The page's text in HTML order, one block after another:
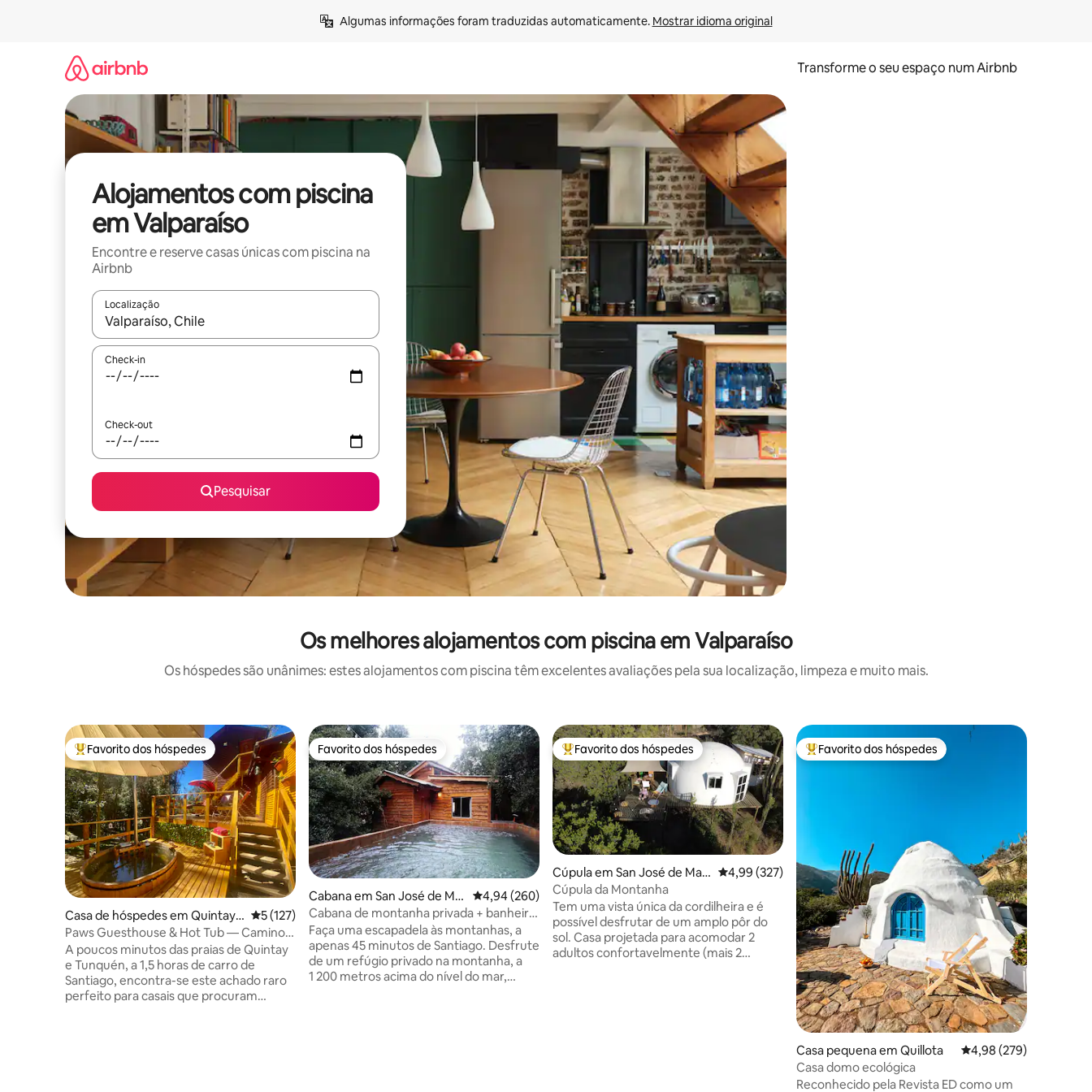
Algumas informações foram traduzidas automaticamente. Mostrar idioma original
Transforme o seu espaço num Airbnb
Alojamentos com piscina
em Valparaíso
Encontre e reserve casas únicas com piscina na
Airbnb
Localização
Quando os resultados estiverem disponíveis, navegue com as teclas de seta para cima e para baixo ou explore com gestos de toque ou deslize.
Check-in
Check-out
Pesquisar
Os melhores alojamentos com piscina em Valparaíso
Os hóspedes são unânimes: estes alojamentos com piscina têm excelentes avaliações pela sua localização, limpeza e muito mais.
Favoritos dos hóspedes mais apreciados
Favorito dos hóspedes
Casa de hóspedes em Quintay-
Tunquén
Classificação média de 5 em 5 estrelas, 127avaliações
5 (127)
Paws Guesthouse & Hot Tub — Camino
Quintay-Tunquén
A poucos minutos das praias de Quintay
e Tunquén, a 1,5 horas de carro de
Santiago, encontra-se este achado raro
perfeito para casais que procuram
Favorito dos hóspedes
Favorito dos hóspedes
Cabana em San José de Mai
po
Classificação média de 4,94 em 5 estrelas, 260avaliações
4,94 (260)
Cabana de montanha privada + banheira
de hidromassagem + vista incrível
Faça uma escapadela às montanhas, a
apenas 45 minutos de Santiago. Desfrute
de um refúgio privado na montanha, a
1 200 metros acima do nível do mar,
Favoritos dos hóspedes mais apreciados
Favorito dos hóspedes
Cúpula em San José de Maip
o
Classificação média de 4,99 em 5 estrelas, 327avaliações
4,99 (327)
Cúpula da Montanha
Tem uma vista única da cordilheira e é
possível desfrutar de um amplo pôr do
sol. Casa projetada para acomodar 2
adultos confortavelmente (mais 2
Favoritos dos hóspedes mais apreciados
Favorito dos hóspedes
Casa pequena em Quillota Classificação média
4,98 (279)
Casa domo ecológica
Reconhecido pela Revista ED como um